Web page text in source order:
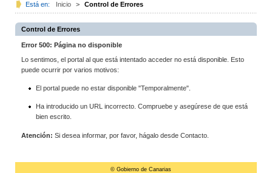
Está en: Inicio > Control de Errores
Control de Errores
Error 500: Página no disponible
Lo sentimos, el portal al que está intentado acceder no está disponible. Esto
puede ocurrir por varios motivos:
El portal puede no estar disponible "Temporalmente".
Ha introducido un URL incorrecto. Compruebe y asegúrese de que está
bien escrito.
Atención: Si desea informar, por favor, hágalo desde Contacto.
© Gobierno de Canarias